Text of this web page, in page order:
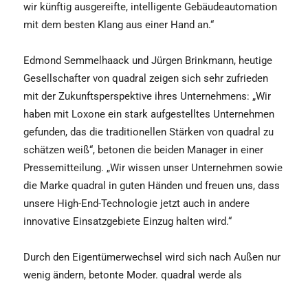
wir künftig ausgereifte, intelligente Gebäudeautomation
mit dem besten Klang aus einer Hand an.“
Edmond Semmelhaack und Jürgen Brinkmann, heutige
Gesellschafter von quadral zeigen sich sehr zufrieden
mit der Zukunftsperspektive ihres Unternehmens: „Wir
haben mit Loxone ein stark aufgestelltes Unternehmen
gefunden, das die traditionellen Stärken von quadral zu
schätzen weiß“, betonen die beiden Manager in einer
Pressemitteilung. „Wir wissen unser Unternehmen sowie
die Marke quadral in guten Händen und freuen uns, dass
unsere High-End-Technologie jetzt auch in andere
innovative Einsatzgebiete Einzug halten wird.“
Durch den Eigentümerwechsel wird sich nach Außen nur
wenig ändern, betonte Moder. quadral werde als